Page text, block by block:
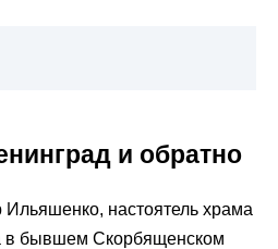
и обратно
настоятель храма
в бывшем Скорбященском